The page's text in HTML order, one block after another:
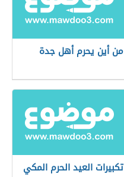
من أين يحرم أهل جدة
تكبيرات العيد الحرم المكي